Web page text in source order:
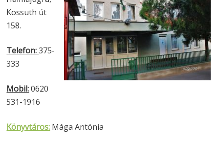
Kossuth út
158.
Telefon:375-
333
Mobil:0620
531-1916
Könyvtáros: Mága Antónia